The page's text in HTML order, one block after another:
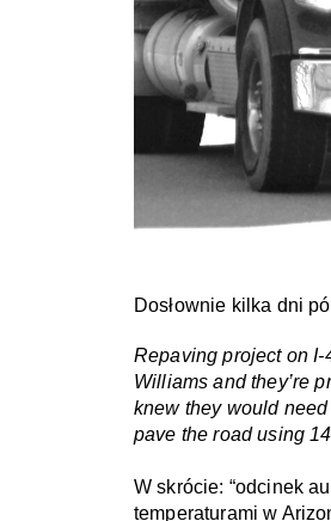
Dosłownie kilka dni
Repaving project on
Williams and they’re
knew they would
pave the road using
W skrócie: “odcinek
temperaturami w